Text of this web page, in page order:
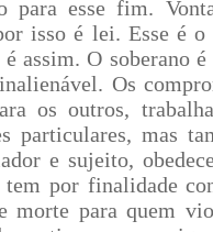
para esse fim.
isso é lei. Esse é
assim. O soberano
Os
os outros,
particulares, mas
e sujeito,
por finalidade
morte para quem